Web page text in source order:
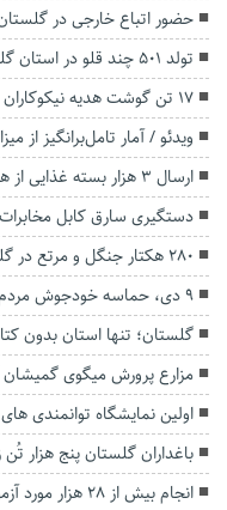
حضور اتباع خارجی در
تولد 501 چند قلو در استان گلستان طی امسال
۱۷ تن گوشت هدیه نیکوکاران گلستانی به نیازمندان
ویدئو / آمار تامل‌برانگیز از
ارسال ۳ هزار بسته غذایی از هلال احمر گلستان به منطقه زلزله زده خوی
دستگیری سارق کابل
۲۸۰ هکتار جنگل و مرتع در گلستان از متجاوزان پس گرفته شد
۹ دی، حماسه خودجوش مردم ایران در دفاع از نظام و ولایت بود
گلستان؛ تنها استان بدون
مزارع پرورش میگوی گمیشان
اولین نمایشگاه توانمندی
باغداران گلستان پنج هزار تُن
انجام بیش از ۲۸ هزار مورد آزمون کلرسنجی درشهرستان گنبدکاووس